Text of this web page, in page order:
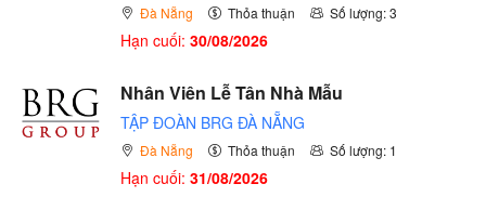
Đà Nẵng Thỏa thuận Số lượng: 3
Hạn cuối: 30/08/2026
Nhân Viên Lễ Tân Nhà Mẫu
TẬP ĐOÀN BRG ĐÀ NẴNG
Đà Nẵng Thỏa thuận Số lượng: 1
Hạn cuối: 31/08/2026